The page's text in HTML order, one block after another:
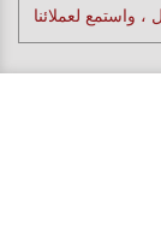
واستمع لعملائنا